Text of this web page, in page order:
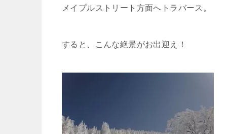
メイプルストリート方面へトラバース。
すると、こんな絶景がお出迎え！